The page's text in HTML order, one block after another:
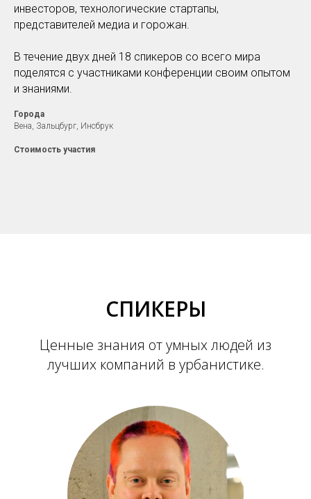
инвесторов, технологические стартапы,
представителей медиа и горожан.
В течение двух дней 18 спикеров со всего мира
поделятся с участниками конференции своим опытом
и знаниями.
Города
Вена, Зальцбург, Инсбрук
Стоимость участия
СПИКЕРЫ
Ценные знания от умных людей из
лучших компаний в урбанистике.